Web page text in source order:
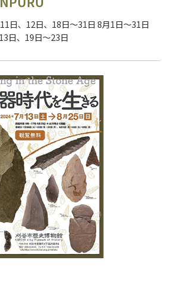
日、12日、18日～31日 8月1日～31日
日、19日～23日